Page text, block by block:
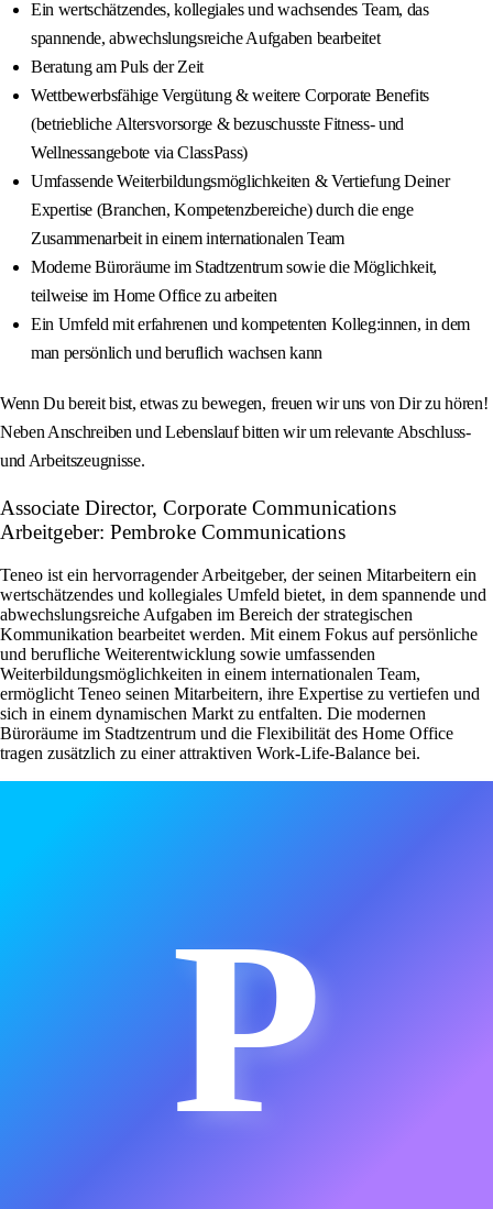
Ein wertschätzendes, kollegiales und wachsendes Team, das
spannende, abwechslungsreiche Aufgaben bearbeitet
Beratung am Puls der Zeit
Wettbewerbsfähige Vergütung & weitere Corporate Benefits
(betriebliche Altersvorsorge & bezuschusste Fitness- und
Wellnessangebote via ClassPass)
Umfassende Weiterbildungsmöglichkeiten & Vertiefung Deiner
Expertise (Branchen, Kompetenzbereiche) durch die enge
Zusammenarbeit in einem internationalen Team
Moderne Büroräume im Stadtzentrum sowie die Möglichkeit,
teilweise im Home Office zu arbeiten
Ein Umfeld mit erfahrenen und kompetenten Kolleg:innen, in dem
man persönlich und beruflich wachsen kann
Wenn Du bereit bist, etwas zu bewegen, freuen wir uns von Dir zu hören!
Neben Anschreiben und Lebenslauf bitten wir um relevante Abschluss-
und Arbeitszeugnisse.
Associate Director, Corporate Communications
Arbeitgeber: Pembroke Communications
Teneo ist ein hervorragender Arbeitgeber, der seinen Mitarbeitern ein
wertschätzendes und kollegiales Umfeld bietet, in dem spannende und
abwechslungsreiche Aufgaben im Bereich der strategischen
Kommunikation bearbeitet werden. Mit einem Fokus auf persönliche
und berufliche Weiterentwicklung sowie umfassenden
Weiterbildungsmöglichkeiten in einem internationalen Team,
ermöglicht Teneo seinen Mitarbeitern, ihre Expertise zu vertiefen und
sich in einem dynamischen Markt zu entfalten. Die modernen
Büroräume im Stadtzentrum und die Flexibilität des Home Office
tragen zusätzlich zu einer attraktiven Work-Life-Balance bei.
P